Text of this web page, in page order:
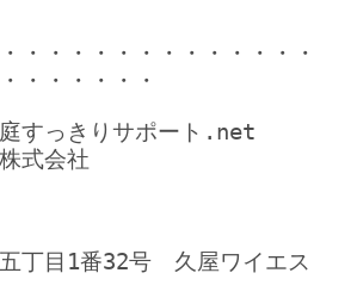
・・・・・・・・・・・・・
・・・・・・
庭すっきりサポート.net
式会社
丁目1番32号 久屋ワイエス